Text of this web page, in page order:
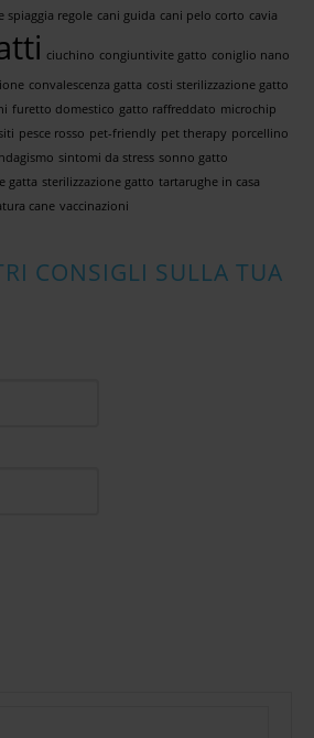
spiaggia regole cani guida cani pelo corto cavia
ciuchino congiuntivite gatto coniglio nano
convalescenza gatta costi sterilizzazione gatto
furetto domestico gatto raffreddato microchip
pesce rosso pet-friendly pet therapy porcellino
sintomi da stress sonno gatto
gatta sterilizzazione gatto tartarughe in casa
cane vaccinazioni
CONSIGLI SULLA TUA